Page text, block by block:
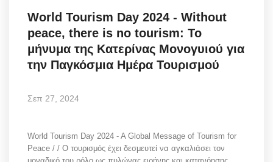
World Tourism Day 2024 - Without
peace, there is no tourism: Το
μήνυμα της Κατερίνας Μονογυιού για
την Παγκόσμια Ημέρα Τουρισμού
Σεπ 27, 2024
World Tourism Day 2024 - A Global Message of Tourism for
Peace / / Ο τουρισμός έχει δεσμευτεί να αγκαλιάσει τον